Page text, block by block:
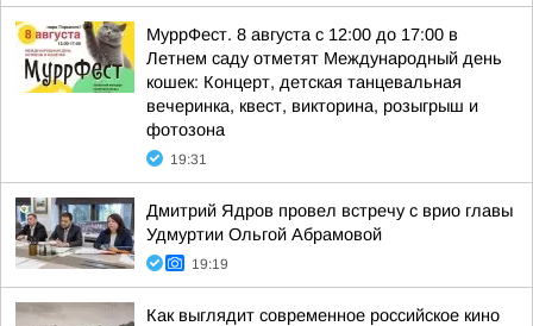
МуррФест. 8 августа с 12:00 до 17:00 в
Летнем саду отметят Международный день
кошек: Концерт, детская танцевальная
вечеринка, квест, викторина, розыгрыш и
фотозона
19:31
Дмитрий Ядров провел встречу с врио главы
Удмуртии Ольгой Абрамовой
19:19
Как выглядит современное российское кино